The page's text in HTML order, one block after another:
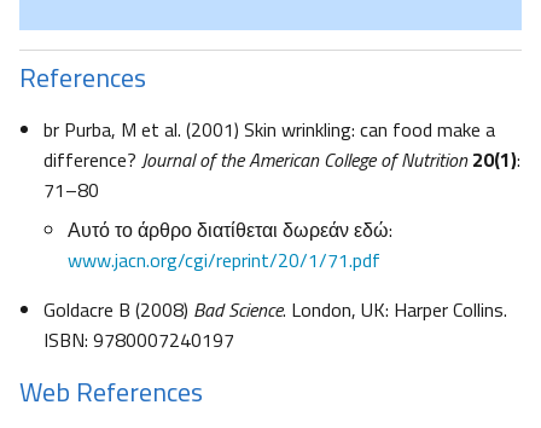
References
br Purba, M et al. (2001) Skin wrinkling: can food make a
difference? Journal of the American College of Nutrition 20(1):
71–80
Αυτό το άρθρο διατίθεται δωρεάν εδώ:
www.jacn.org/cgi/reprint/20/1/71.pdf
Goldacre B (2008) Bad Science. London, UK: Harper Collins.
ISBN: 9780007240197
Web References